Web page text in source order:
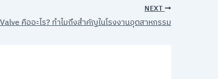
NEXT
คืออะไร? ทำไมถึงสำคัญในโรงงานอุตสาหกรรม